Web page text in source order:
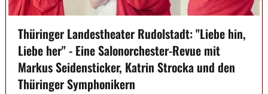
Thüringer Landestheater Rudolstadt: "Liebe hin,
Liebe her" - Eine Salonorchester-Revue mit
Markus Seidensticker, Katrin Strocka und den
Thüringer Symphonikern